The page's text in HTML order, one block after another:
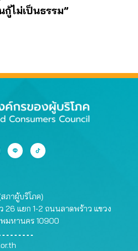
ไม่เป็นธรรม”
ภาผู้บริโภค)
26 แยก 1-2 ถนนลาดพร้าว แขวง
พมหานคร 10900